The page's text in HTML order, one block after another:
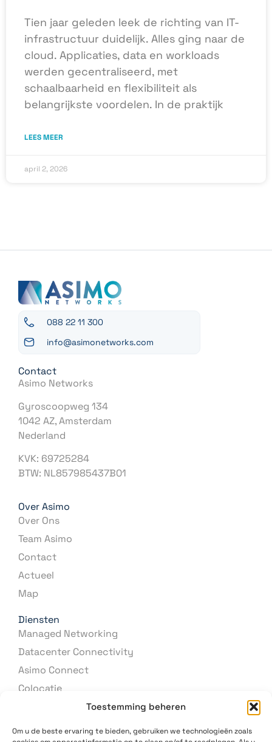
Toestemming beheren
Om u de beste ervaring te bieden, gebruiken we technologieën zoals
Tien jaar geleden leek de richting van IT-
infrastructuur duidelijk. Alles ging naar de
cloud. Applicaties, data en workloads
werden gecentraliseerd, met
schaalbaarheid en flexibiliteit als
belangrijkste voordelen. In de praktijk
LEES MEER
april 2, 2026
088 22 11 300
info@asimonetworks.com
Contact
Asimo Networks
Gyroscoopweg 134
1042 AZ, Amsterdam
Nederland
KVK: 69725284
BTW: NL857985437B01
Over Asimo
Over Ons
Team Asimo
Contact
Actueel
Map
Diensten
Managed Networking
Datacenter Connectivity
Asimo Connect
Colocatie